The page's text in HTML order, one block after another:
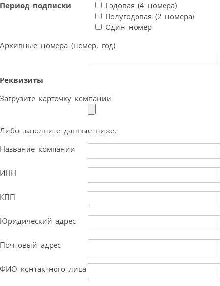
Период подписки
Годовая (4 номера)
Полугодовая (2 номера)
Один номер
Архивные номера (номер, год)
Реквизиты
Загрузите карточку компании
Либо заполните данные ниже:
Название компании
ИНН
КПП
Юридический адрес
Почтовый адрес
ФИО контактного лица